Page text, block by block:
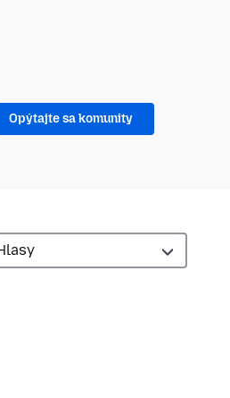
Opýtajte sa komunity